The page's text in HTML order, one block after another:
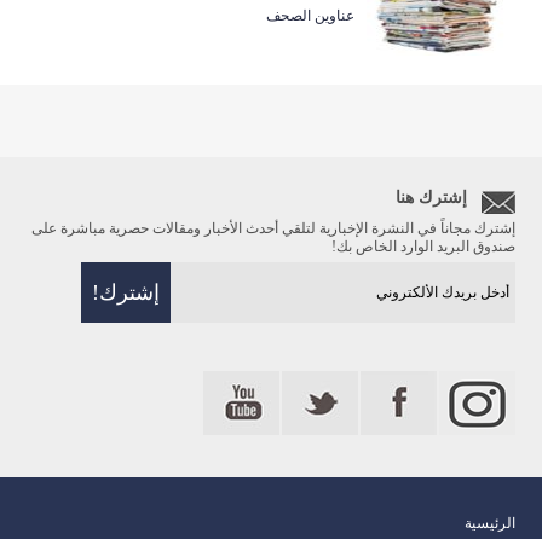
عناوين الصحف
إشترك هنا
إشترك مجاناً في النشرة الإخبارية لتلقي أحدث الأخبار ومقالات حصرية مباشرة على
صندوق البريد الوارد الخاص بك!
الرئيسية